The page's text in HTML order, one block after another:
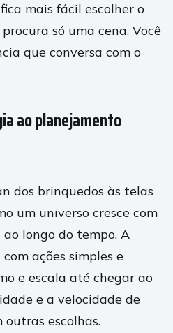
mais fácil escolher o
só uma cena. Você
que conversa com o
ao planejamento
dos brinquedos às telas
um universo cresce com
longo do tempo. A
ações simples e
e escala até chegar ao
e a velocidade de
escolhas.